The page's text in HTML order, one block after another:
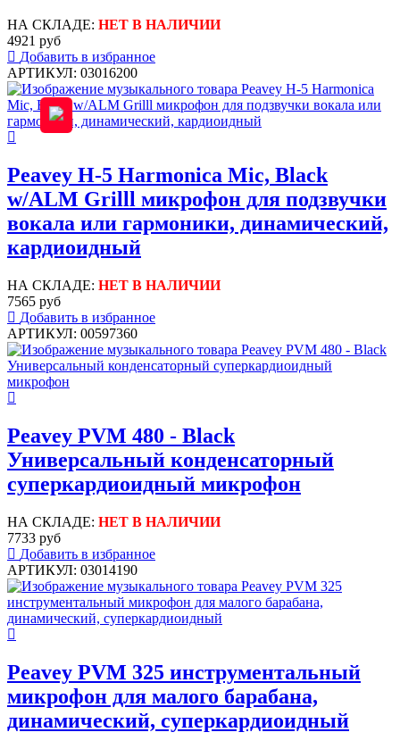
НА СКЛАДЕ: НЕТ В НАЛИЧИИ
4921 руб
Добавить в избранное
АРТИКУЛ: 03016200
Peavey H-5 Harmonica Mic, Black
w/ALM Grilll микрофон для подзвучки
вокала или гармоники, динамический,
кардиоидный
НА СКЛАДЕ: НЕТ В НАЛИЧИИ
7565 руб
Добавить в избранное
АРТИКУЛ: 00597360
Peavey PVM 480 - Black
Универсальный конденсаторный
суперкардиоидный микрофон
НА СКЛАДЕ: НЕТ В НАЛИЧИИ
7733 руб
Добавить в избранное
АРТИКУЛ: 03014190
Peavey PVM 325 инструментальный
микрофон для малого барабана,
динамический, суперкардиоидный